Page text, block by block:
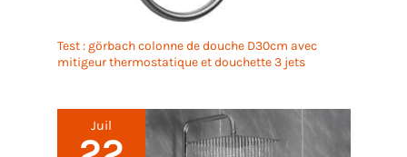
Test : görbach colonne de douche D30cm avec
mitigeur thermostatique et douchette 3 jets
Juil